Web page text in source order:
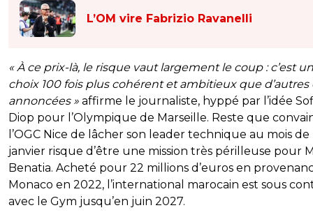
L’OM vire Fabrizio Ravanelli
« À ce prix-là, le risque vaut largement le coup : c’est un
choix 100 fois plus cohérent et ambitieux que d’autres
annoncées » affirme le journaliste, hyppé par l’idée
Diop pour l’Olympique de Marseille. Reste que
l’OGC Nice de lâcher son leader technique au mois de
janvier risque d’être une mission très périlleuse pour
Benatia. Acheté pour 22 millions d’euros en
Monaco en 2022, l’international marocain est sous
avec le Gym jusqu’en juin 2027.